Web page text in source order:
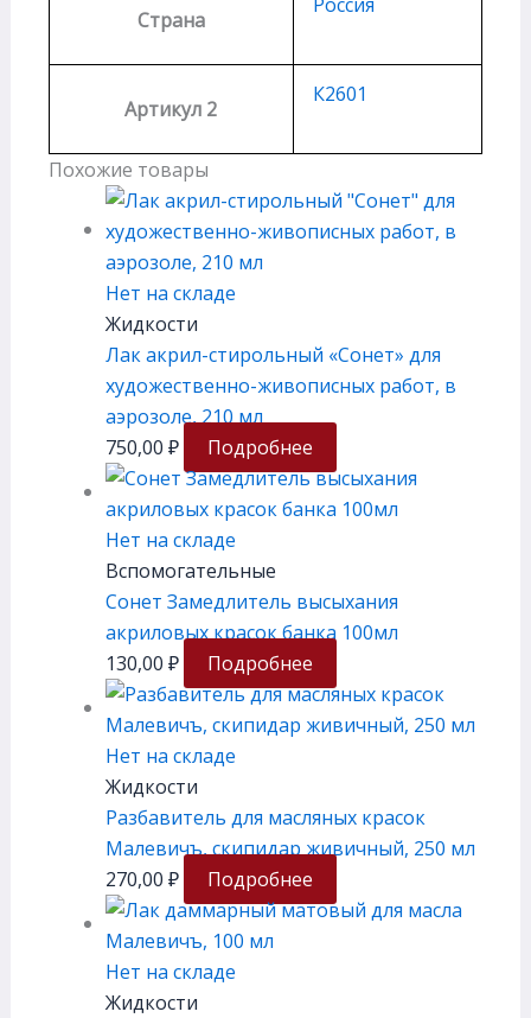
Страна
Артикул 2
К2601
Похожие товары
Нет на складе
Жидкости
Лак акрил-стирольный «Сонет» для
художественно-живописных работ, в
аэрозоле, 210 мл
750,00 ₽ Подробнее
Нет на складе
Вспомогательные
Сонет Замедлитель высыхания
акриловых красок банка 100мл
130,00 ₽ Подробнее
Нет на складе
Жидкости
Разбавитель для масляных красок
Малевичъ, скипидар живичный, 250 мл
270,00 ₽ Подробнее
Нет на складе
Жидкости